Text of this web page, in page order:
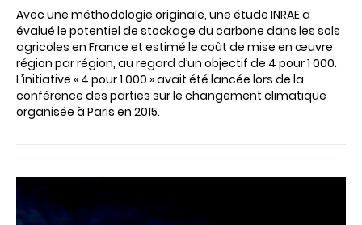
Avec une méthodologie originale, une étude INRAE a
évalué le potentiel de stockage du carbone dans les sols
agricoles en France et estimé le coût de mise en œuvre
région par région, au regard d’un objectif de 4 pour 1 000.
L’initiative « 4 pour 1 000 » avait été lancée lors de la
conférence des parties sur le changement climatique
organisée à Paris en 2015.